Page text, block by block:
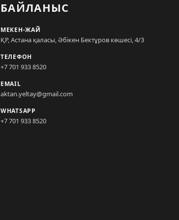
БАЙЛАНЫС
МЕКЕН-ЖАЙ
ҚР, Астана қаласы, Әбікен Бектұров көшесі, 4/3
ТЕЛЕФОН
+7 701 933 8520
EMAIL
aktan.yeltay@gmail.com
WHATSAPP
+7 701 933 8520